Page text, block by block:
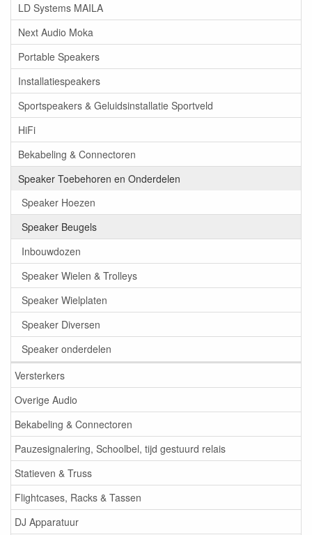
LD Systems MAILA
Next Audio Moka
Portable Speakers
Installatiespeakers
Sportspeakers & Geluidsinstallatie Sportveld
HiFi
Bekabeling & Connectoren
Speaker Toebehoren en Onderdelen
Speaker Hoezen
Speaker Beugels
Inbouwdozen
Speaker Wielen & Trolleys
Speaker Wielplaten
Speaker Diversen
Speaker onderdelen
Versterkers
Overige Audio
Bekabeling & Connectoren
Pauzesignalering, Schoolbel, tijd gestuurd relais
Statieven & Truss
Flightcases, Racks & Tassen
DJ Apparatuur